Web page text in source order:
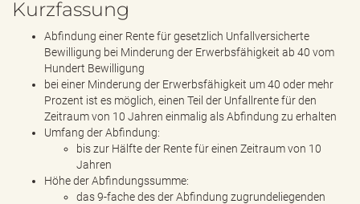
Kurzfassung
Abfindung einer Rente für gesetzlich Unfallversicherte
Bewilligung bei Minderung der Erwerbsfähigkeit ab 40 vom
Hundert Bewilligung
bei einer Minderung der Erwerbsfähigkeit um 40 oder mehr
Prozent ist es möglich, einen Teil der Unfallrente für den
Zeitraum von 10 Jahren einmalig als Abfindung zu erhalten
Umfang der Abfindung:
bis zur Hälfte der Rente für einen Zeitraum von 10
Jahren
Höhe der Abfindungssumme:
das 9-fache des der Abfindung zugrundeliegenden